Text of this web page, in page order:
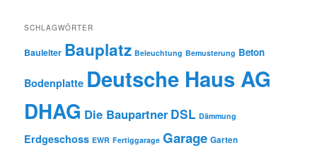
SCHLAGWÖRTER
Bauleiter Bauplatz Beleuchtung Bemusterung Beton
Bodenplatte Deutsche Haus AG
DHAG Die Baupartner DSL Dämmung
Erdgeschoss EWR Fertiggarage Garage Garten